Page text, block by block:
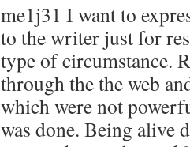
me1j31 I want to
to the writer just for
type of circumstance.
through the the web
which were not
was done. Being alive